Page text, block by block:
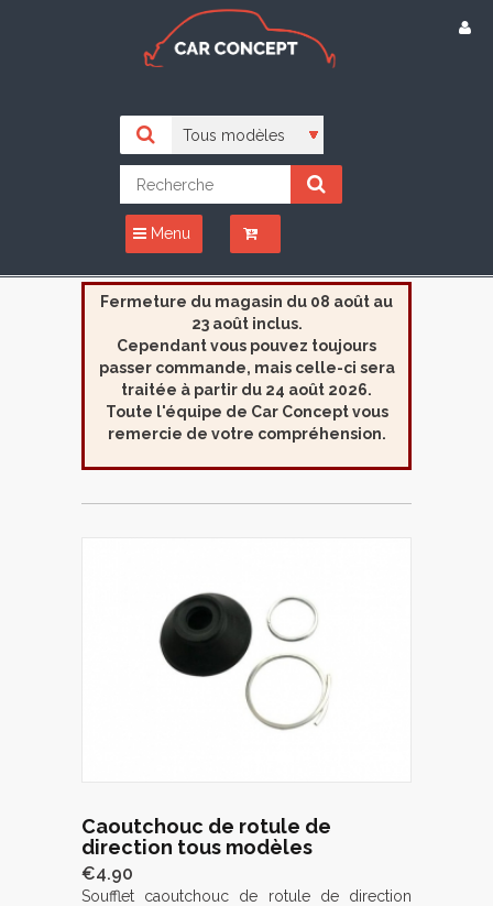
Menu
Fermeture du magasin du 08 août au
23 août inclus.
Cependant vous pouvez toujours
passer commande, mais celle-ci sera
traitée à partir du 24 août 2026.
Toute l'équipe de Car Concept vous
remercie de votre compréhension.
Caoutchouc de rotule de
direction tous modèles
€4.90
Soufflet caoutchouc de rotule de direction